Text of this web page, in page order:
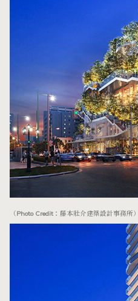
（Photo Credit：藤本壯介建築設計事務所）